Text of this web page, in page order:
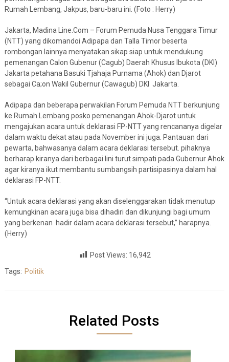
Rumah Lembang, Jakpus, baru-baru ini. (Foto : Herry)
Jakarta, Madina Line.Com – Forum Pemuda Nusa Tenggara Timur
(NTT) yang dikomandoi Adipapa dan Talla Timor beserta
rombongan lainnya menyatakan sikap siap untuk mendukung
pemenangan Calon Gubenur (Cagub) Daerah Khusus Ibukota (DKI)
Jakarta petahana Basuki Tjahaja Purnama (Ahok) dan Djarot
sebagai Ca;on Wakil Gubernur (Cawagub) DKI Jakarta.
Adipapa dan beberapa perwakilan Forum Pemuda NTT berkunjung
ke Rumah Lembang posko pemenangan Ahok-Djarot untuk
mengajukan acara untuk deklarasi FP-NTT yang rencananya digelar
dalam waktu dekat atau pada November ini juga. Pantauan dari
pewarta, bahwasanya dalam acara deklarasi tersebut. pihaknya
berharap kiranya dari berbagai lini turut simpati pada Gubernur Ahok
agar kiranya ikut membantu sumbangsih partisipasinya dalam hal
deklarasi FP-NTT.
“Untuk acara deklarasi yang akan diselenggarakan tidak menutup
kemungkinan acara juga bisa dihadiri dan dikunjungi bagi umum
yang berkenan hadir dalam acara deklarasi tersebut,” harapnya.
(Herry)
Post Views: 16,942
Tags: Politik
Related Posts